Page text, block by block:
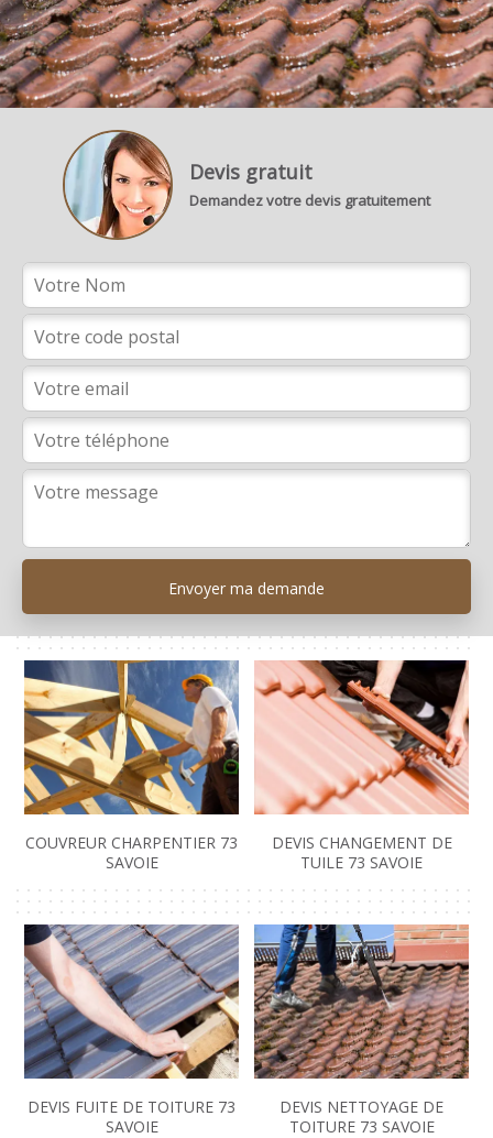
Devis gratuit
Demandez votre devis gratuitement
COUVREUR CHARPENTIER 73
SAVOIE
DEVIS CHANGEMENT DE
TUILE 73 SAVOIE
DEVIS FUITE DE TOITURE 73
SAVOIE
DEVIS NETTOYAGE DE
TOITURE 73 SAVOIE